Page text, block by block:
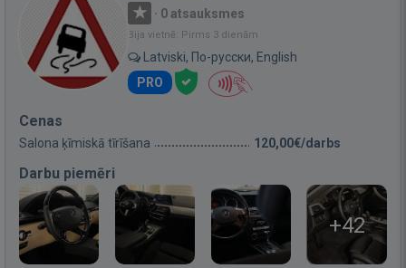
· 0 atsauksmes
Bija vietnē: Pirms 3 dienām
Latviski, По-русски, English
PRO
Cenas
Salona ķīmiskā tīrīšana 120,00€/darbs
Darbu piemēri
+42